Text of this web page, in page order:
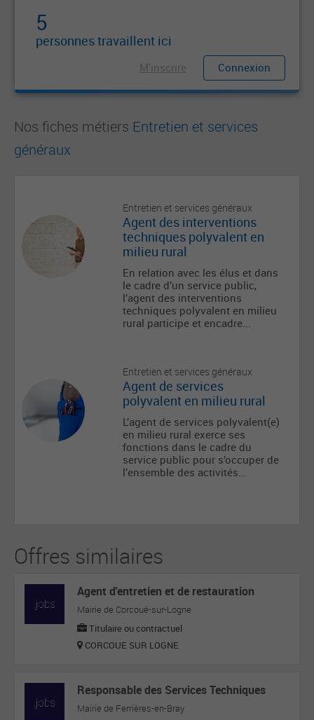
5
personnes travaillent ici
M'inscrire Connexion
Nos fiches métiers Entretien et services
généraux
Entretien et services généraux
Agent des interventions
techniques polyvalent en
milieu rural
En relation avec les élus et dans
le cadre d’un service public,
l’agent des interventions
techniques polyvalent en milieu
rural participe et encadre...
Entretien et services généraux
Agent de services
polyvalent en milieu rural
L’agent de services polyvalent(e)
en milieu rural exerce ses
fonctions dans le cadre du
service public pour s’occuper de
l’ensemble des activités...
Offres similaires
Agent d'entretien et de restauration
Mairie de Corcoué-sur-Logne
Titulaire ou contractuel
CORCOUE SUR LOGNE
Responsable des Services Techniques
Mairie de Ferrières-en-Bray